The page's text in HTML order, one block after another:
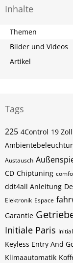
Inhalte
Themen
Bilder und Videos
Artikel
Tags
225 4Control 19 Zoll
Austausch
CD Chiptuning
ddt4all Anleitung
Elektronik Espace
Garantie
Initiale Paris
Keyless Entry And
Klimaautomatik